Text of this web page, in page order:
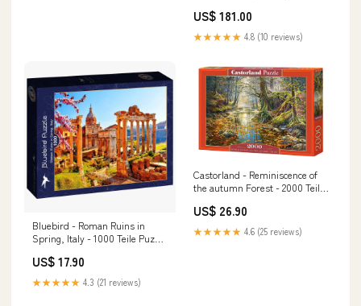
NewCategories/Tubes &
hoses/Air & gas/Combustible
US$ 181.00
★★★★★ 4.8 (10 reviews)
Bluebird - Roman Ruins in
Spring, Italy - 1000 Teile Puzzle
US$ 17.90
★★★★★ 4.3 (21 reviews)
Castorland - Reminiscence of
the autumn Forest - 2000 Teile
US$ 26.90
★★★★★ 4.6 (25 reviews)